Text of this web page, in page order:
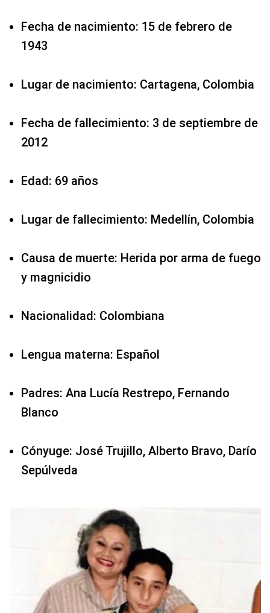
Fecha de nacimiento: 15 de febrero de
1943
Lugar de nacimiento: Cartagena, Colombia
Fecha de fallecimiento: 3 de septiembre de
2012
Edad: 69 años
Lugar de fallecimiento: Medellín, Colombia
Causa de muerte: Herida por arma de fuego
y magnicidio
Nacionalidad: Colombiana
Lengua materna: Español
Padres: Ana Lucía Restrepo, Fernando
Blanco
Cónyuge: José Trujillo, Alberto Bravo, Darío
Sepúlveda